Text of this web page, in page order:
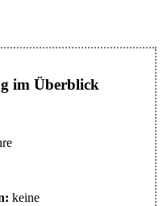
im Überblick
keine